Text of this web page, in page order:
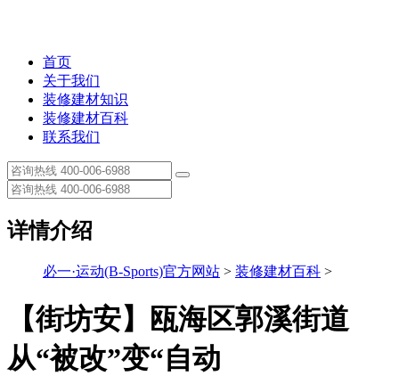
首页
关于我们
装修建材知识
装修建材百科
联系我们
详情介绍
必一·运动(B-Sports)官方网站 > 装修建材百科 >
【街坊安】瓯海区郭溪街道
从“被改”变“自动